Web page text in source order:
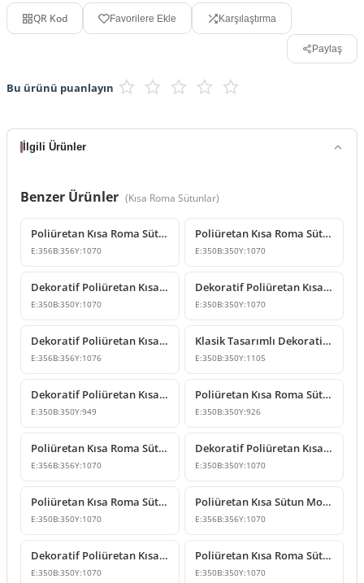
QR Kod Favorilere Ekle Karşılaştırma
Paylaş
Bu ürünü puanlayın
İlgili Ürünler
Benzer Ürünler (Kısa Roma Sütunlar)
Poliüretan Kısa Roma Sütunu ve Dekoratif Kaide Modeli
E:356B:356Y:1070
Poliüretan Kısa Roma Sütun Tasarımı
E:350B:350Y:1070
Dekoratif Poliüretan Kısa Roma Sütun ve Sehpa Altlığı Modeli
E:350B:350Y:1070
Dekoratif Poliüretan Kısa Roma Sütunu ve Kaide Tasarımları
E:350B:350Y:1070
Dekoratif Poliüretan Kısa Roma Sütun Modeli
E:356B:356Y:1076
Klasik Tasarımlı Dekoratif Poliüretan Kısa Roma Sütun Modeli
E:350B:350Y:1105
Dekoratif Poliüretan Kısa Roma Sütun ve Kaide Modeli
E:350B:350Y:949
Poliüretan Kısa Roma Sütun Modeli
E:350B:350Y:926
Poliüretan Kısa Roma Sütun Modelleri
E:356B:356Y:1070
Dekoratif Poliüretan Kısa Roma Sütun ve Kaide Modeli
E:350B:350Y:1070
Poliüretan Kısa Roma Sütun Modeli
E:350B:350Y:1070
Poliüretan Kısa Sütun Modelleri ve Dekoratif Tasarımları
E:356B:356Y:1070
Dekoratif Poliüretan Kısa Roma Sütun Modelleri
E:350B:350Y:1070
Poliüretan Kısa Roma Sütun Modeli
E:350B:350Y:1070